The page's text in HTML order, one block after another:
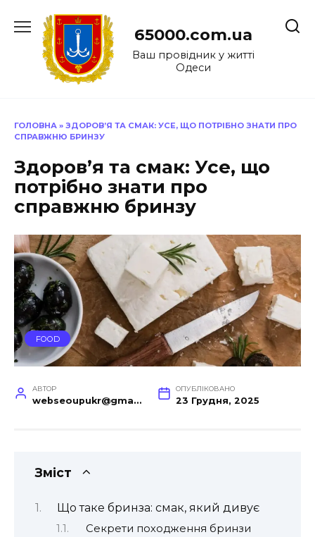
до
65000.com.ua
Ваш провідник у житті
Одеси
ГОЛОВНА » ЗДОРОВ’Я ТА СМАК: УСЕ, ЩО ПОТРІБНО ЗНАТИ ПРО
СПРАВЖНЮ БРИНЗУ
Здоров’я та смак: Усе, що
потрібно знати про
справжню бринзу
FOOD
АВТОР
webseoupukr@gmail.com
ОПУБЛІКОВАНО
23 Грудня, 2025
Зміст
Що таке бринза: смак, який дивує
Секрети походження бринзи